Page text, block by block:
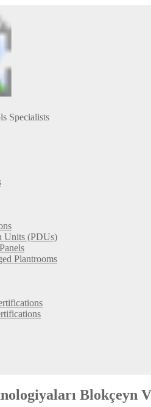
Specialists
Units (PDUs)
Plantrooms
Blokçeyn